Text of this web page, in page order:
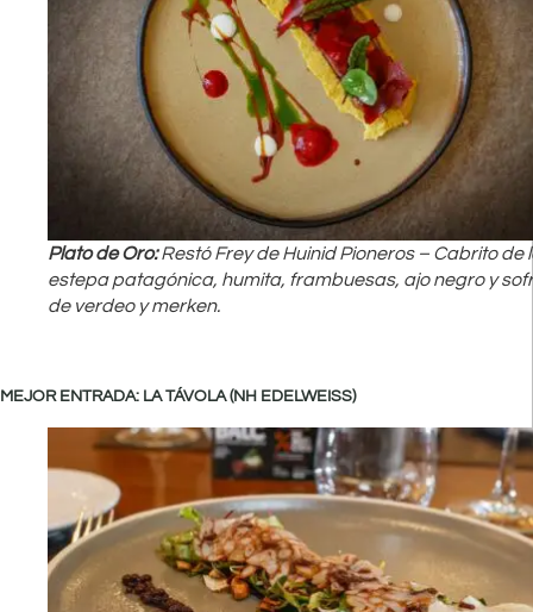
Plato de Oro:Restó Frey de Huinid Pioneros – Cabrito de
estepa patagónica, humita, frambuesas, ajo negro y
de verdeo y merken.
MEJOR ENTRADA: LA TÁVOLA (NH EDELWEISS)